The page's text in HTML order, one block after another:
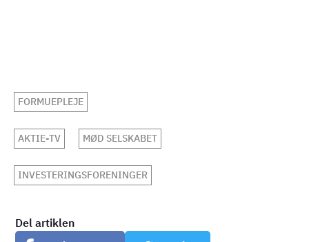
FORMUEPLEJE
AKTIE-TV MØD SELSKABET
INVESTERINGSFORENINGER
Del artiklen